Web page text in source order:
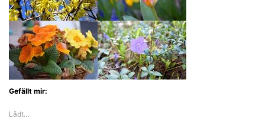
Gefällt mir:
Lädt…